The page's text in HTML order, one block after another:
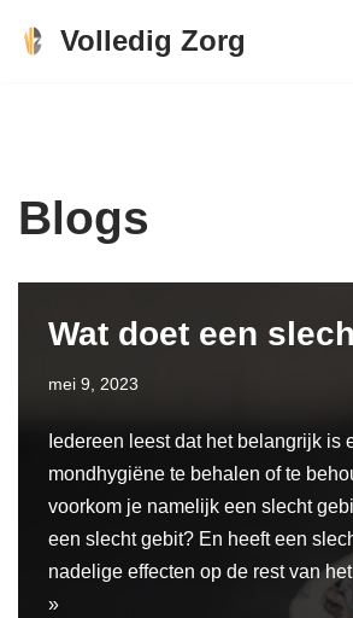
Volledig Zorg
Blogs
Wat doet een
mei 9, 2023
Iedereen leest dat het belangrijk is
mondhygiëne te behalen of te
voorkom je namelijk een slecht
een slecht gebit? En heeft een
nadelige effecten op de rest van
»